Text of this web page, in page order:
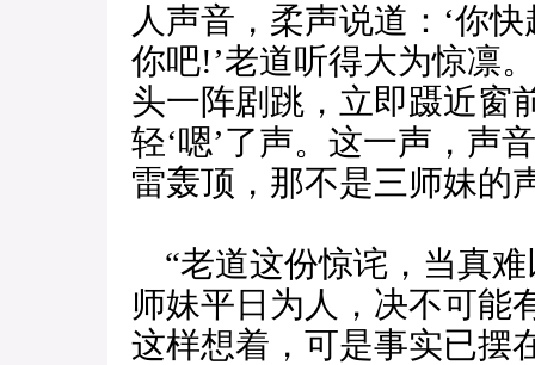
人声音，柔声说道：‘你
你吧!’老道听得大为惊凛
头一阵剧跳，立即蹑近窗
轻‘嗯’了声。这一声，声
雷轰顶，那不是三师妹的
“老道这份惊诧，当真
师妹平日为人，决不可能
这样想着，可是事实已摆